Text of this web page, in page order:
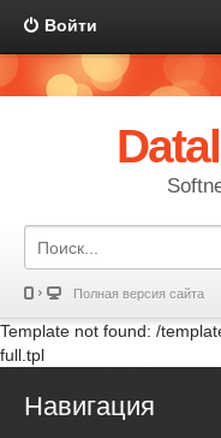
Войти
Полная версия сайта
Template not found: /
full.tpl
Навигация